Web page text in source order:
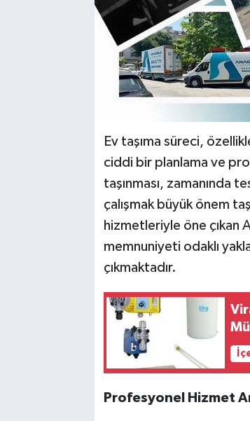
Ev taşıma süreci,
ciddi bir planlama ve
taşınması, zamanında
çalışmak büyük önem
hizmetleriyle öne
memnuniyeti odaklı
çıkmaktadır.
Profesyonel Hizmet